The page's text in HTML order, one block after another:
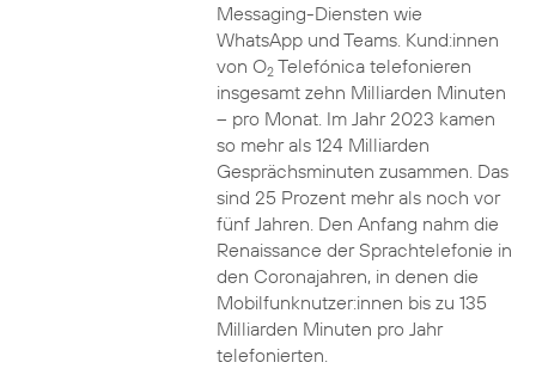
Messaging-Diensten wie
WhatsApp und Teams. Kund:innen
von O2Telefónica telefonieren
insgesamt zehn Milliarden Minuten
– pro Monat. Im Jahr 2023 kamen
so mehr als 124 Milliarden
Gesprächsminuten zusammen. Das
sind 25 Prozent mehr als noch vor
fünf Jahren. Den Anfang nahm die
Renaissance der Sprachtelefonie in
den Coronajahren, in denen die
Mobilfunknutzer:innen bis zu 135
Milliarden Minuten pro Jahr
telefonierten.